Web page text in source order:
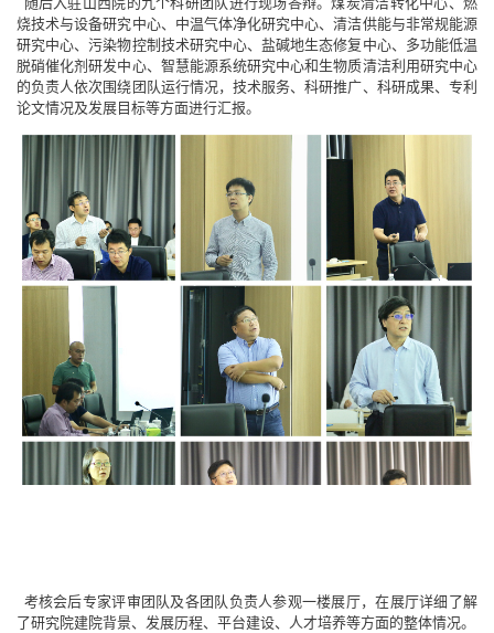
烧技术与设备研究中心、中温气体净化研究中心、清洁供能与非常规能源
研究中心、污染物控制技术研究中心、盐碱地生态修复中心、多功能低温
脱硝催化剂研发中心、智慧能源系统研究中心和生物质清洁利用研究中心
的负责人依次围绕团队运行情况，技术服务、科研推广、科研成果、专利
论文情况及发展目标等方面进行汇报。
考核会后专家评审团队及各团队负责人参观一楼展厅，在展厅详细了解
了研究院建院背景、发展历程、平台建设、人才培养等方面的整体情况。